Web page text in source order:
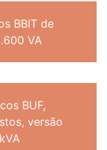
BBIT de
VA
BUF,
versão